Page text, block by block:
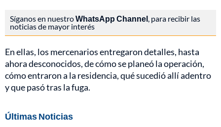
Síganos en nuestroWhatsApp Channel, para recibir las
noticias de mayor interés
En ellas, los mercenarios entregaron detalles, hasta
ahora desconocidos, de cómo se planeó la operación,
cómo entraron a la residencia, qué sucedió allí adentro
y que pasó tras la fuga.
Últimas Noticias